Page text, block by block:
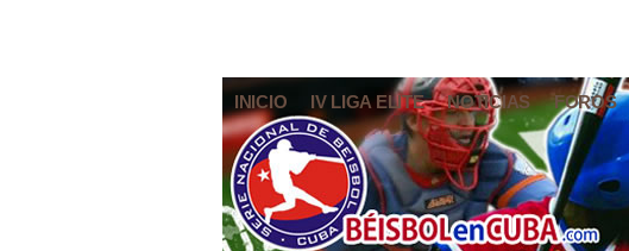
INICIO IV LIGA ELITE NOTICIAS FOROS